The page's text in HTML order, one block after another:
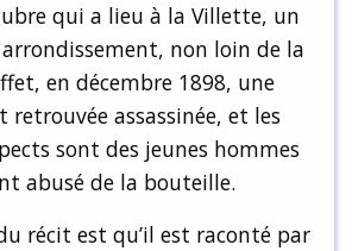
qui a lieu à la Villette, un
non loin de la
en décembre 1898, une
retrouvée assassinée, et les
sont des jeunes hommes
abusé de la bouteille.
récit est qu’il est raconté par